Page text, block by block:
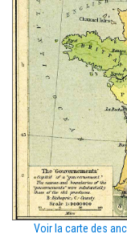
Voir la carte des